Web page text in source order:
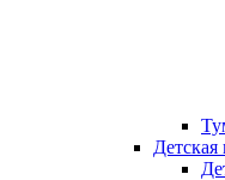
Детская